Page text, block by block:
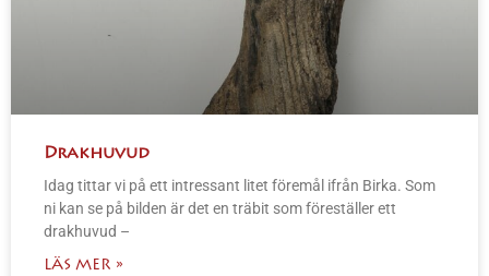
Drakhuvud
Idag tittar vi på ett intressant litet föremål ifrån Birka. Som
ni kan se på bilden är det en träbit som föreställer ett
drakhuvud –
LÄS MER »